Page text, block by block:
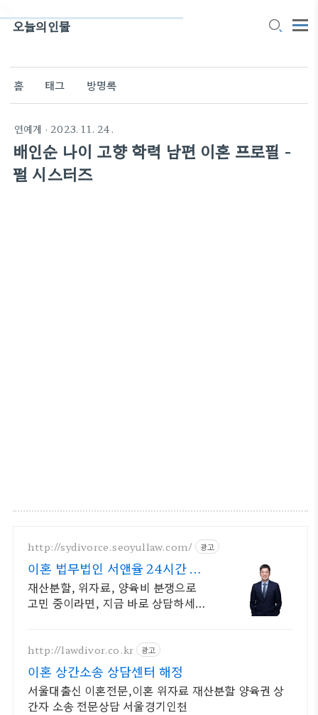
오늘의인물
홈 태그 방명록
연예계 · 2023. 11. 24.
배인순 나이 고향 학력 남편 이혼 프로필 -
펄 시스터즈
http://sydivorce.seoyullaw.com/ 광고
이혼 법무법인 서앤율 24시간 전
국 상담 진행중!
재산분할, 위자료, 양육비 분쟁으로
고민 중이라면, 지금 바로 상담하세요
http://lawdivor.co.kr 광고
이혼 상간소송 상담센터 해정
서울대출신 이혼전문,이혼 위자료 재산분할 양육권 상
간자 소송 전문상담 서울경기인천